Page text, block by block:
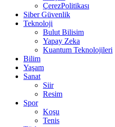
ÇerezPolitikası
Siber Güvenlik
Teknoloji
Bulut Bilisim
Yapay Zeka
Kuantum Teknolojileri
Bilim
Yaşam
Sanat
Siir
Resim
Spor
Koşu
Tenis